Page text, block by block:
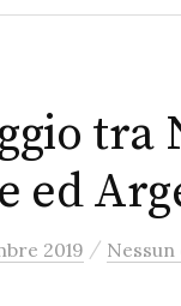
tra
ed
2019 /